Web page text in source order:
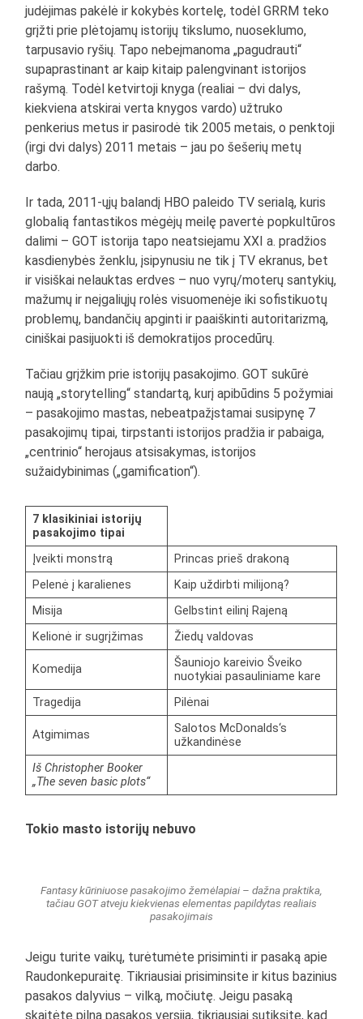
judėjimas pakėlė ir kokybės kortelę, todėl GRRM teko
grįžti prie plėtojamų istorijų tikslumo, nuoseklumo,
tarpusavio ryšių. Tapo nebeįmanoma „pagudrauti“
supaprastinant ar kaip kitaip palengvinant istorijos
rašymą. Todėl ketvirtoji knyga (realiai – dvi dalys,
kiekviena atskirai verta knygos vardo) užtruko
penkerius metus ir pasirodė tik 2005 metais, o penktoji
(irgi dvi dalys) 2011 metais – jau po šešerių metų
darbo.
Ir tada, 2011-ųjų balandį HBO paleido TV serialą, kuris
globalią fantastikos mėgėjų meilę pavertė popkultūros
dalimi – GOT istorija tapo neatsiejamu XXI a. pradžios
kasdienybės ženklu, įsipynusiu ne tik į TV ekranus, bet
ir visiškai nelauktas erdves – nuo vyrų/moterų santykių,
mažumų ir neįgaliųjų rolės visuomenėje iki sofistikuotų
problemų, bandančių apginti ir paaiškinti autoritarizmą,
ciniškai pasijuokti iš demokratijos procedūrų.
Tačiau grįžkim prie istorijų pasakojimo. GOT sukūrė
naują „storytelling“ standartą, kurį apibūdins 5 požymiai
– pasakojimo mastas, nebeatpažįstamai susipynę 7
pasakojimų tipai, tirpstanti istorijos pradžia ir pabaiga,
„centrinio“ herojaus atsisakymas, istorijos
sužaidybinimas („gamification“).
7 klasikiniai istorijų
pasakojimo tipai
Įveikti monstrą
Princas prieš drakoną
Pelenė į karalienes
Kaip uždirbti milijoną?
Misija
Gelbstint eilinį Rajeną
Kelionė ir sugrįžimas
Žiedų valdovas
Komedija
Šauniojo kareivio Šveiko
nuotykiai pasauliniame kare
Tragedija
Pilėnai
Atgimimas
Salotos McDonalds‘s
užkandinėse
Iš Christopher Booker
„The seven basic plots“
Tokio masto istorijų nebuvo
Fantasy kūriniuose pasakojimo žemėlapiai – dažna praktika,
tačiau GOT atveju kiekvienas elementas papildytas realiais
pasakojimais
Jeigu turite vaikų, turėtumėte prisiminti ir pasaką apie
Raudonkepuraitę. Tikriausiai prisiminsite ir kitus bazinius
pasakos dalyvius – vilką, močiutę. Jeigu pasaką
skaitėte pilną pasakos versiją, tikriausiai sutiksite, kad